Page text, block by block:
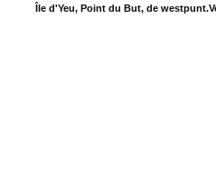
Île d'Yeu, Point du But, de